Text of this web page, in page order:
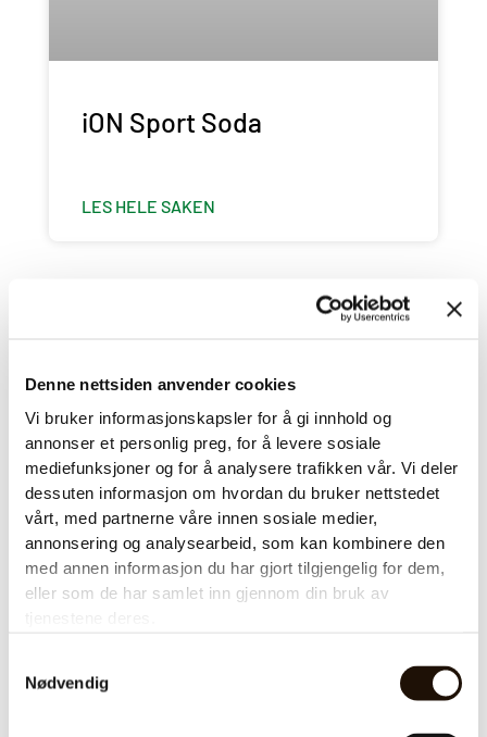
Denne nettsiden anvender cookies
Vi bruker informasjonskapsler for å gi innhold og
annonser et personlig preg, for å levere sosiale
mediefunksjoner og for å analysere trafikken vår. Vi deler
dessuten informasjon om hvordan du bruker nettstedet
vårt, med partnerne våre innen sosiale medier,
annonsering og analysearbeid, som kan kombinere den
med annen informasjon du har gjort tilgjengelig for dem,
eller som de har samlet inn gjennom din bruk av
Nødvendig
iON Sport Soda
LES HELE SAKEN